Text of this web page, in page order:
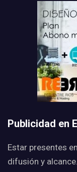
Publicidad en
Estar presentes
difusión y alcance.